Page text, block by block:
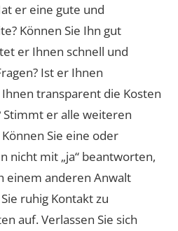
er eine gute und
Können Sie Ihn gut
er Ihnen schnell und
Ist er Ihnen
transparent die Kosten
er alle weiteren
Sie eine oder
nicht mit „ja“ beantworten,
einem anderen Anwalt
ruhig Kontakt zu
auf. Verlassen Sie sich